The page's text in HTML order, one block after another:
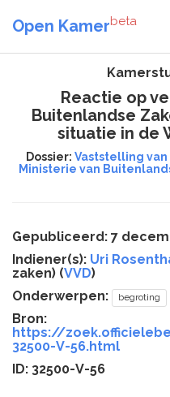
Open Kamerbeta
Reactie op
Buitenlandse
situatie in de
Dossier: Vaststelling
Ministerie van
Gepubliceerd: 7
Indiener(s): Uri
zaken) (VVD)
Onderwerpen:
begroting
Bron:
https://
32500-V-56.html
ID: 32500-V-56